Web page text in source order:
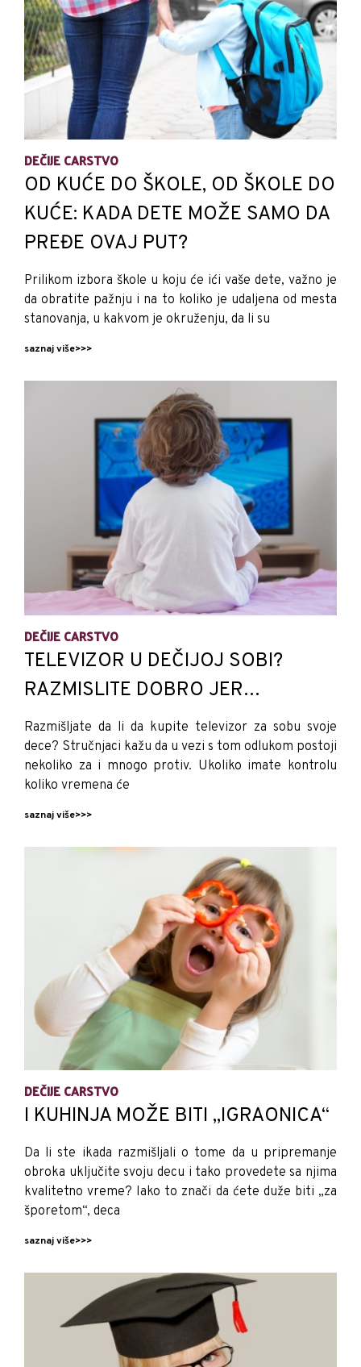
DEČIJE CARSTVO
OD KUĆE DO ŠKOLE, OD ŠKOLE DO
KUĆE: KADA DETE MOŽE SAMO DA
PREĐE OVAJ PUT?
Prilikom izbora škole u koju će ići vaše dete, važno je
da obratite pažnju i na to koliko je udaljena od mesta
stanovanja, u kakvom je okruženju, da li su
saznaj više>>>
DEČIJE CARSTVO
TELEVIZOR U DEČIJOJ SOBI?
RAZMISLITE DOBRO JER…
Razmišljate da li da kupite televizor za sobu svoje
dece? Stručnjaci kažu da u vezi s tom odlukom postoji
nekoliko za i mnogo protiv. Ukoliko imate kontrolu
koliko vremena će
saznaj više>>>
DEČIJE CARSTVO
I KUHINJA MOŽE BITI „IGRAONICA“
Da li ste ikada razmišljali o tome da u pripremanje
obroka uključite svoju decu i tako provedete sa njima
kvalitetno vreme? Iako to znači da ćete duže biti „za
šporetom“, deca
saznaj više>>>